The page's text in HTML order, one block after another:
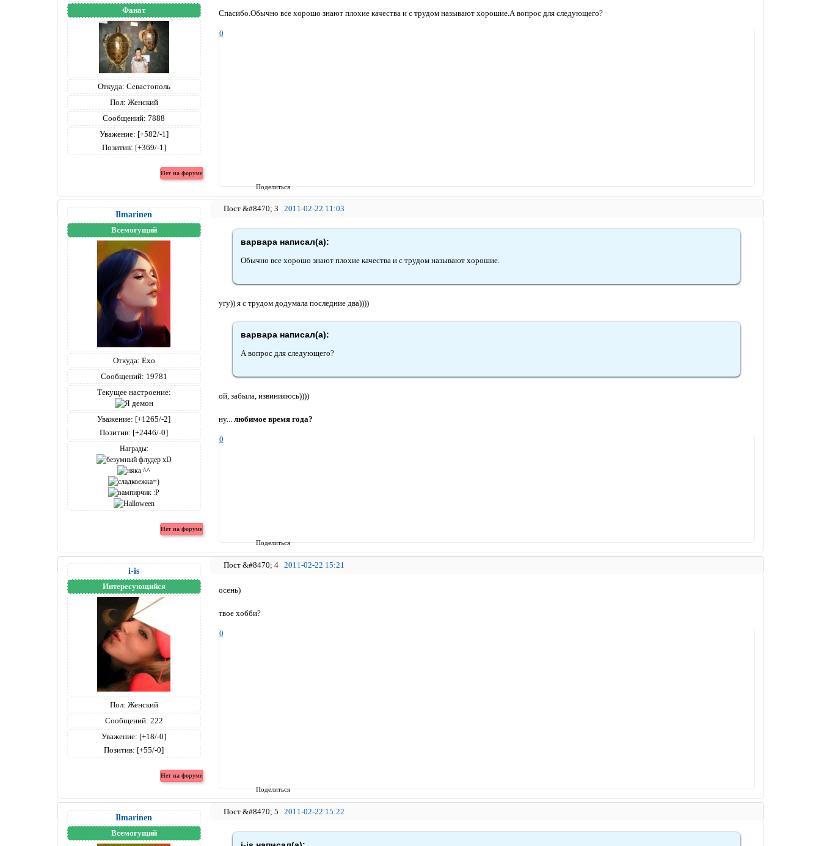
Поделиться
Фанат
Откуда: Севастополь
Пол: Женский
Сообщений: 7888
Уважение: [+582/-1]
Позитив: [+369/-1]
Спасибо.Обычно все хорошо знают плохие качества и с трудом называют хорошие.А вопрос для следующего?
0
Поделиться
3 2011-02-22 11:03
Ilmarinen
Всемогущий
Откуда: Ехо
Сообщений: 19781
Текущее настроение:
Уважение: [+1265/-2]
Позитив: [+2446/-0]
Награды:
варвара написал(а):
Обычно все хорошо знают плохие качества и с трудом называют хорошие.
угу)) я с трудом додумала последние два))))
варвара написал(а):
А вопрос для следующего?
ой, забыла, извинияюсь))))
ну... любимое время года?
0
Поделиться
4 2011-02-22 15:21
i-is
Интересующийся
Пол: Женский
Сообщений: 222
Уважение: [+18/-0]
Позитив: [+55/-0]
осень)
твое хобби?
0
5 2011-02-22 15:22
Ilmarinen
Всемогущий